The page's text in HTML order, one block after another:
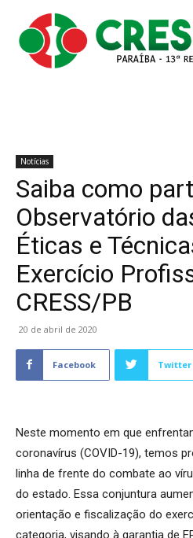
Notícias
Saiba como
Observatório
Éticas e
Exercício
CRESS/PB
20 de abril de 2020
Facebook Twitter
Neste momento em que
coronavírus (COVID-19), temos
linha de frente do combate ao
do estado. Essa conjuntura
orientação e fiscalização do
categoria, visando à garantia de